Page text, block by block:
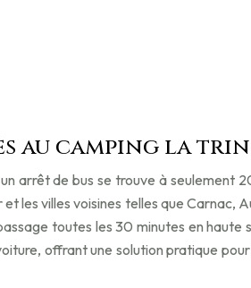
au camping la
arrêt de bus se trouve à seulement
les villes voisines telles que
toutes les 30 minutes en
offrant une solution pratique